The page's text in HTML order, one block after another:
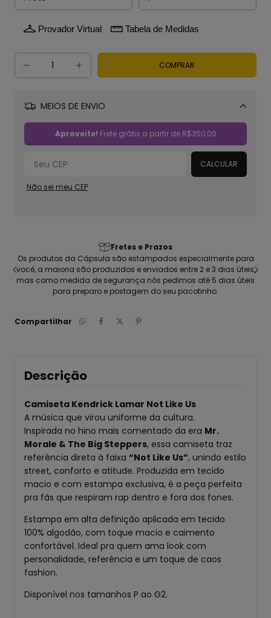
Provador Virtual Tabela de Medidas
MEIOS DE ENVIO
Aproveite! Frete grátis a partir de R$350,00
CALCULAR
Não sei meu CEP
para
2 e 3 dias úteis,
até 5 dias úteis
Qualidade garantida: Estampas e
Camisetas com malha 100% algodão
penteada; Estampada em silk digital de alta
vegano, totalmente feito no Brasil
Compartilhar
Descrição
Camiseta Kendrick Lamar Not Like Us
A música que virou uniforme da cultura.
Inspirada no hino mais comentado da era Mr.
Morale & The Big Steppers, essa camiseta traz
referência direta à faixa “Not Like Us”, unindo estilo
street, conforto e atitude. Produzida em tecido
macio e com estampa exclusiva, é a peça perfeita
pra fãs que respiram rap dentro e fora dos fones.
Estampa em alta definição aplicada em tecido
100% algodão, com toque macio e caimento
confortável. Ideal pra quem ama look com
personalidade, referência e um toque de caos
fashion.
Disponível nos tamanhos P ao G2.